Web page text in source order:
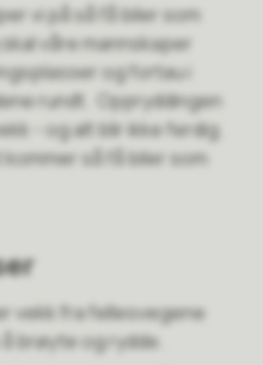
vi på så få biler som
våre mannskaper
og fortau i
rundt. Oppryddingen
- og alt blir ikke ferdig.
kommer så få biler som
vekk fra fellesvegene
brøyte og rydde.